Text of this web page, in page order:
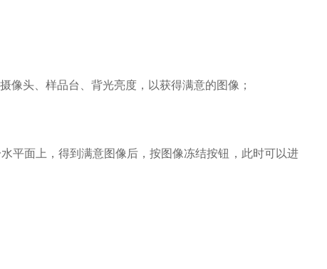
头、样品台、背光亮度，以获得满意的图像；
面上，得到满意图像后，按图像冻结按钮，此时可以进